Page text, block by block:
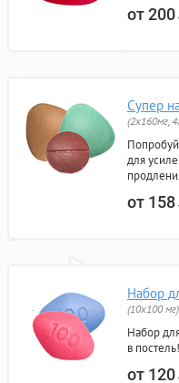
от 200
Супер
(2х160мг,
для
от 158
Набор
(10х100 мг)
Набор
в постель!
от 120